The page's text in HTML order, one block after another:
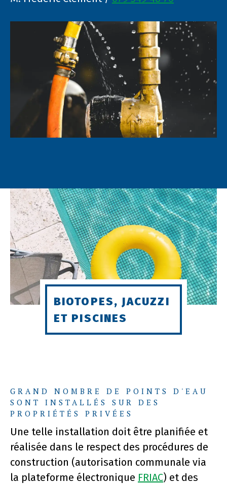
BIOTOPES, JACUZZI
ET PISCINES
GRAND NOMBRE DE POINTS D'EAU
SONT INSTALLÉS SUR DES
PROPRIÉTÉS PRIVÉES
Une telle installation doit être planifiée et
réalisée dans le respect des procédures de
construction (autorisation communale via
la plateforme électronique FRIAC) et des